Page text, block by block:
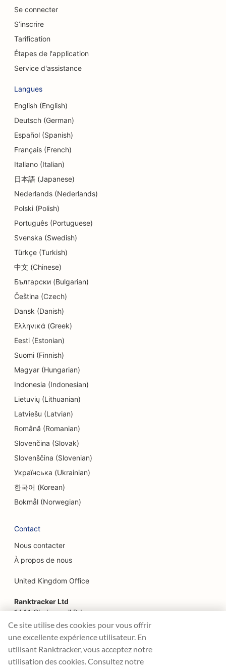
SEO pour les chirurgiens craniofaciaux
SEO pour les chirurgiens esthétiques
SEO pour les caisses d'épargne et de crédit
SEO pour les cabinets de conseil
SEO pour les services de conseil en matière
d'endettement
SEO pour les services de change
SEO pour les studios de danse
SEO pour les services de dermabrasion
SEO pour les crèches
SEO pour les magasins de détail
SEO pour les restaurants
SEO pour les boutiques de cupcakes
Référencement pour les services d'éducation et
de garde d'enfants
SEO pour les magasins de beignets
SEO pour les électriciens
SEO pour les nettoyeurs à sec
SEO pour les bureaux d'études
SEO pour les endodontistes
SEO pour les salles d'évasion
SEO pour les restaurants de la ferme à la table
SEO pour les services de lifting
SEO pour les restaurants familiaux
SEO pour la restauration rapide
SEO pour les fleuristes
Référencement pour les restaurants
gastronomiques
Se connecter
S’inscrire
Tarification
Étapes de l'application
Service d'assistance
Langues
English (English)
Deutsch (German)
Español (Spanish)
Français (French)
Italiano (Italian)
日本語 (Japanese)
Nederlands (Nederlands)
Polski (Polish)
Português (Portuguese)
Svenska (Swedish)
Türkçe (Turkish)
中文 (Chinese)
Български (Bulgarian)
Čeština (Czech)
Dansk (Danish)
Ελληνικά (Greek)
Eesti (Estonian)
Suomi (Finnish)
Magyar (Hungarian)
Indonesia (Indonesian)
Lietuvių (Lithuanian)
Latviešu (Latvian)
Română (Romanian)
Slovenčina (Slovak)
Slovenščina (Slovenian)
Українська (Ukrainian)
한국어 (Korean)
Bokmål (Norwegian)
Contact
Nous contacter
À propos de nous
United Kingdom Office
Ranktracker Ltd
144A Clerkenwell Rd
London, EC1R 5DF
Company No: 08820809
felix@ranktracker.com
Ce site utilise des cookies pour vous offrir
une excellente expérience utilisateur. En
utilisant Ranktracker, vous acceptez notre
utilisation des cookies. Consultez notre